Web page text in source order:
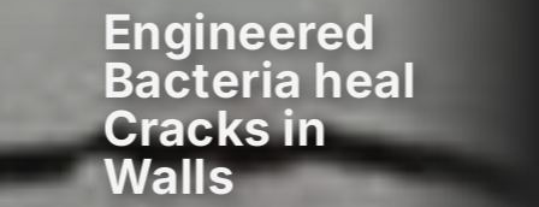
Engineered
Bacteria heal
Cracks in
Walls